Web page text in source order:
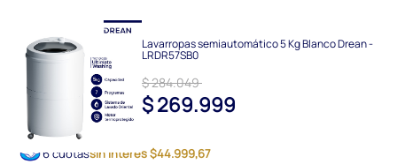
Lavarropas semiautomático 5 Kg Blanco Drean -
LRDR57SB0
$ 284.049
$ 269.999
6 cuotassin interés $44.999,67